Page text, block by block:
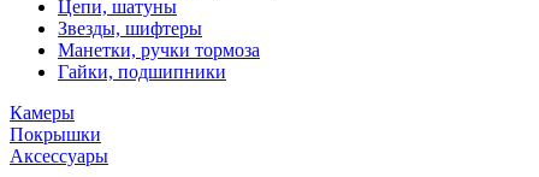
Цепи, шатуны
Звезды, шифтеры
Манетки, ручки тормоза
Гайки, подшипники
Камеры
Покрышки
Аксессуары